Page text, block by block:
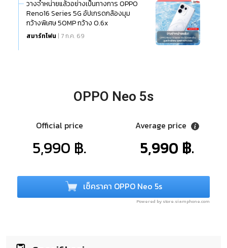
วางจำหน่ายแล้วอย่างเป็นทางการ OPPO
Reno16 Series 5G อัปเกรดกล้องมุม
กว้างพิเศษ 50MP กว้าง 0.6x
สมาร์ทโฟน | 7 ก.ค. 69
OPPO Neo 5s
Official price
5,990 ฿.
Average price
5,990 ฿.
เช็คราคา OPPO Neo 5s
Powered by store.siamphone.com